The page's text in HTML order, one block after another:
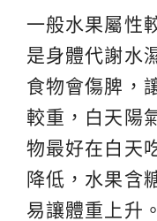
一般水果屬性
是身體代謝水
食物會傷脾，
較重，白天陽
物最好在白天
降低，水果含
易讓體重上升